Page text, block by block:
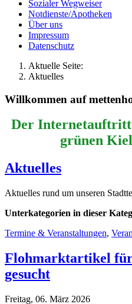
Sozialer Wegweiser
Notdienste/Apotheken
Über uns
Impressum
Datenschutz
Aktuelle Seite:
Aktuelles
Willkommen auf
Der
grünen
Aktuelles
Aktuelles rund um unseren
Unterkategorien in dieser
Termine & Veranstaltungen,
Flohmarktartikel
gesucht
Freitag, 06. März 2026